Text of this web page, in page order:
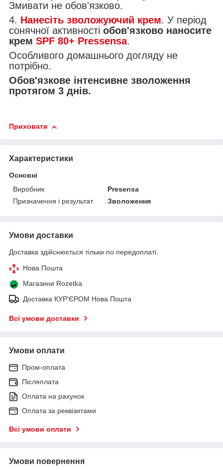
Змивати не обов'язково.
4. Нанесіть зволожуючий крем. У період
сонячної активності обов'язково наносите
крем SPF 80+ Pressensa.
Особливого домашнього догляду не
потрібно.
Обов'язкове інтенсивне зволоження
протягом 3 днів.
Приховати
Характеристики
Основні
Виробник
Presensa
Призначення і результат
Зволоження
Умови доставки
Доставка здійснюється тільки по передоплаті.
Нова Пошта
Магазини Rozetka
Доставка КУР'ЄРОМ Нова Пошта
Всі умови доставки
Умови оплати
Пром-оплата
Післяплата
Оплата на рахунок
Оплата за реквізитами
Всі умови оплати
Умови повернення